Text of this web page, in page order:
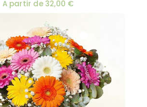
A partir de 32,00 €